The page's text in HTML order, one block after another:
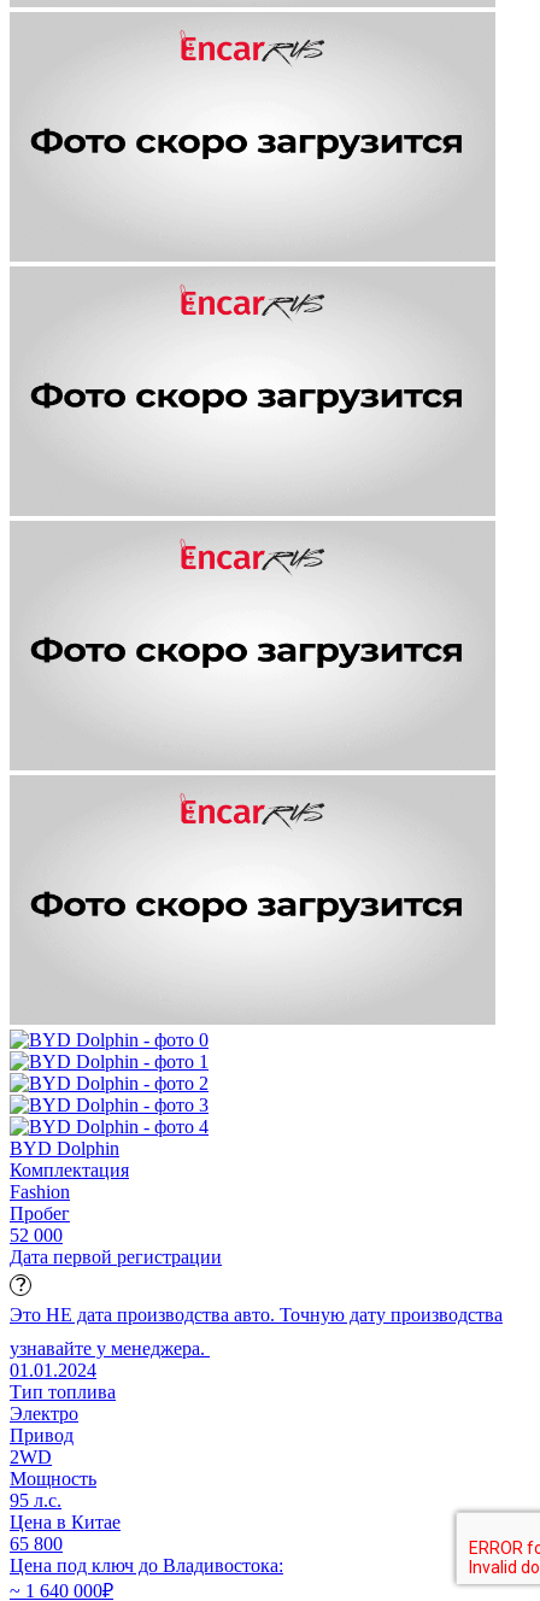
BYD Dolphin
Комплектация
Fashion
Пробег
52 000
Дата первой регистрации
Это НЕ дата производства авто. Точную дату производства
узнавайте у менеджера.
01.01.2024
Тип топлива
Электро
Привод
2WD
Мощность
95 л.с.
Цена в Китае
65 800
Цена под ключ до Владивостока:
~ 1 640 000₽